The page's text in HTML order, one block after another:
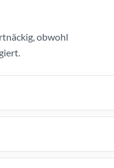
obwohl